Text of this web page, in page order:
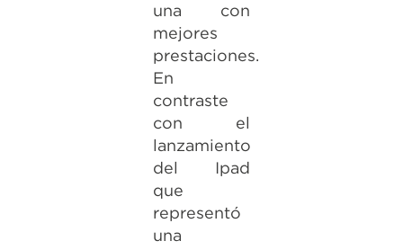
una con
mejores
prestaciones.
En
contraste
con el
lanzamiento
del Ipad
que
representó
una